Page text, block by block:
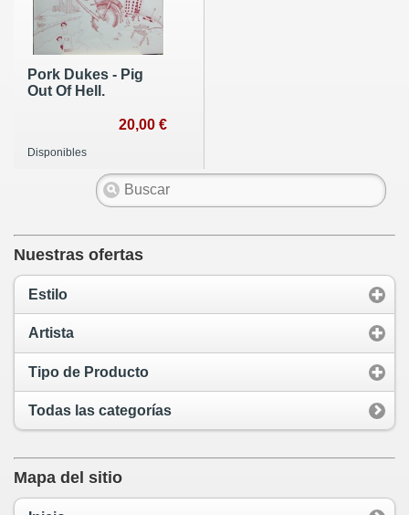
Pork Dukes - Pig
Out Of Hell.
20,00 €
Disponibles
Nuestras ofertas
Estilo
Artista
Tipo de Producto
Todas las categorías
Mapa del sitio